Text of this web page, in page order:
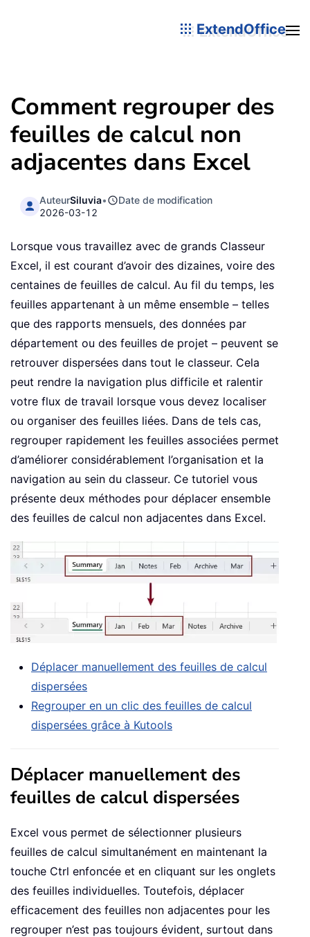
ExtendOffice
Comment regrouper des
feuilles de calcul non
adjacentes dans Excel
AuteurSiluvia•
Date de modification
2026-03-12
Lorsque vous travaillez avec de grands Classeur
Excel, il est courant d’avoir des dizaines, voire des
centaines de feuilles de calcul. Au fil du temps, les
feuilles appartenant à un même ensemble – telles
que des rapports mensuels, des données par
département ou des feuilles de projet – peuvent se
retrouver dispersées dans tout le classeur. Cela
peut rendre la navigation plus difficile et ralentir
votre flux de travail lorsque vous devez localiser
ou organiser des feuilles liées. Dans de tels cas,
regrouper rapidement les feuilles associées permet
d’améliorer considérablement l’organisation et la
navigation au sein du classeur. Ce tutoriel vous
présente deux méthodes pour déplacer ensemble
des feuilles de calcul non adjacentes dans Excel.
Déplacer manuellement des feuilles de calcul
dispersées
Regrouper en un clic des feuilles de calcul
dispersées grâce à Kutools
Déplacer manuellement des
feuilles de calcul dispersées
Excel vous permet de sélectionner plusieurs
feuilles de calcul simultanément en maintenant la
touche Ctrl enfoncée et en cliquant sur les onglets
des feuilles individuelles. Toutefois, déplacer
efficacement des feuilles non adjacentes pour les
regrouper n’est pas toujours évident, surtout dans